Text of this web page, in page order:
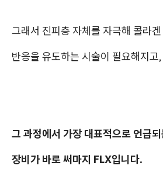
그래서 진피층 자체를 자극해 콜라겐
반응을 유도하는 시술이 필요해지고,
그 과정에서 가장 대표적으로 언급
장비가 바로 써마지 FLX입니다.